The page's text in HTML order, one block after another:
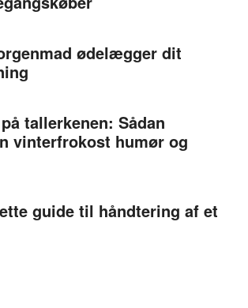
ødelægger dit
tallerkenen: Sådan
vinterfrokost humør og
guide til håndtering af et